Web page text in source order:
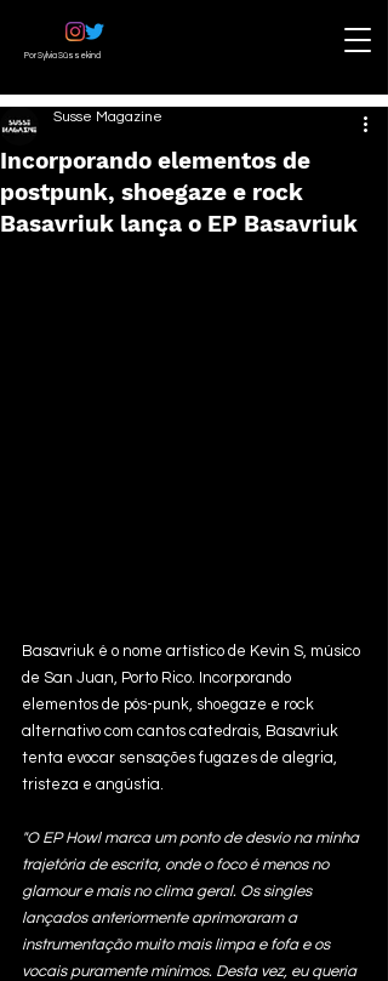
Por Sylvia Süssekind
Incorporando elementos de
postpunk, shoegaze e rock
Basavriuk lança o EP Basavriuk
Susse Magazine
Basavriuk é o nome artístico de Kevin S, músico
de San Juan, Porto Rico. Incorporando
elementos de pós-punk, shoegaze e rock
alternativo com cantos catedrais, Basavriuk
tenta evocar sensações fugazes de alegria,
tristeza e angústia.
"O EP Howl marca um ponto de desvio na minha
trajetória de escrita, onde o foco é menos no
glamour e mais no clima geral. Os singles
lançados anteriormente aprimoraram a
instrumentação muito mais limpa e fofa e os
vocais puramente mínimos. Desta vez, eu queria